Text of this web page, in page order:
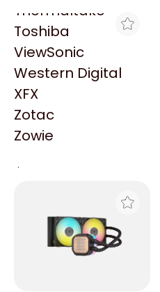
Thermaltake
Toshiba
ViewSonic
Western Digital
XFX
Zotac
Zowie
MAX TECNO
LIQUID COOLER CORSAIR
ICUE LINK TITAN 240 RX